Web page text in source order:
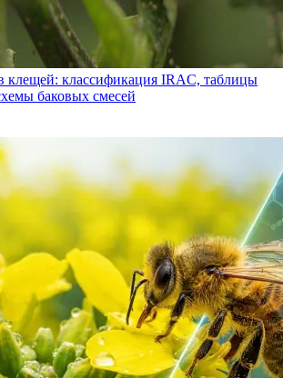
клещей: классификация IRAC, таблицы
баковых смесей